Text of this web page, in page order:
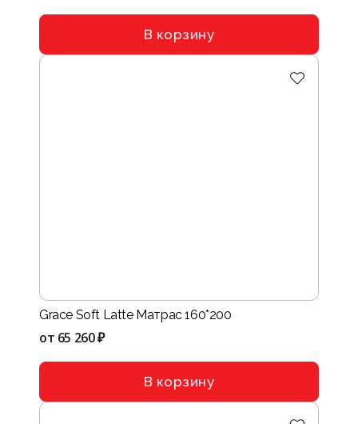
В корзину
Grace Soft Latte Матрас 160*200
от 65 260 ₽
В корзину